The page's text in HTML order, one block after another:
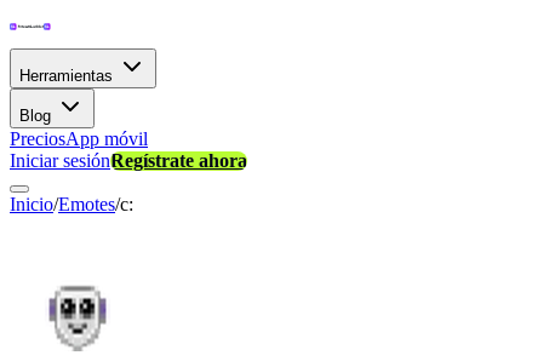
Herramientas
Blog
PreciosApp móvil
Iniciar sesiónRegístrate ahora
Inicio/Emotes/c: